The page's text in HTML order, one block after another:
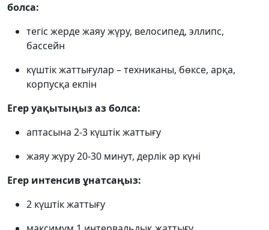
болса:
тегіс жерде жаяу жүру, велосипед, эллипс,
бассейн
күштік жаттығулар – техниканы, бөксе, арқа,
корпусқа екпін
Егер уақытыңыз аз болса:
аптасына 2-3 күштік жаттығу
жаяу жүру 20-30 минут, дерлік әр күні
Егер интенсив ұнатсаңыз:
2 күштік жаттығу